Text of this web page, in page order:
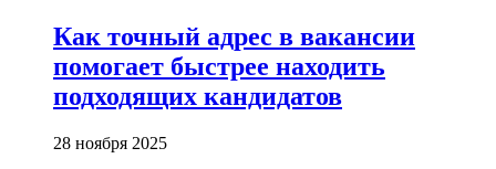
Как точный адрес в вакансии
помогает быстрее находить
подходящих кандидатов
28 ноября 2025